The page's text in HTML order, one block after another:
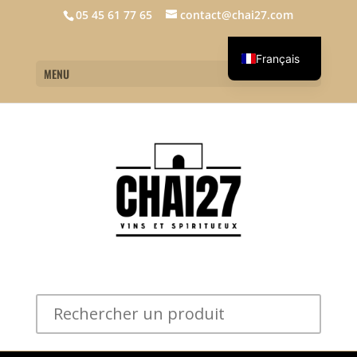
05 45 61 77 65 contact@chai27.com
MENU
Français
English